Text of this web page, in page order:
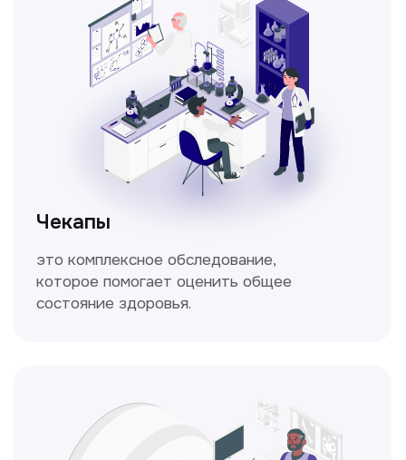
объёмных и скоростных показателей
прибора — кольпоскопа.